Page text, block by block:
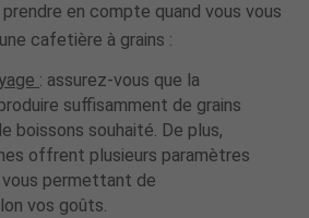
en compte quand vous vous
cafetière à grains :
: assurez-vous que la
suffisamment de grains
boissons souhaité. De plus,
offrent plusieurs paramètres
vous permettant de
vos goûts.